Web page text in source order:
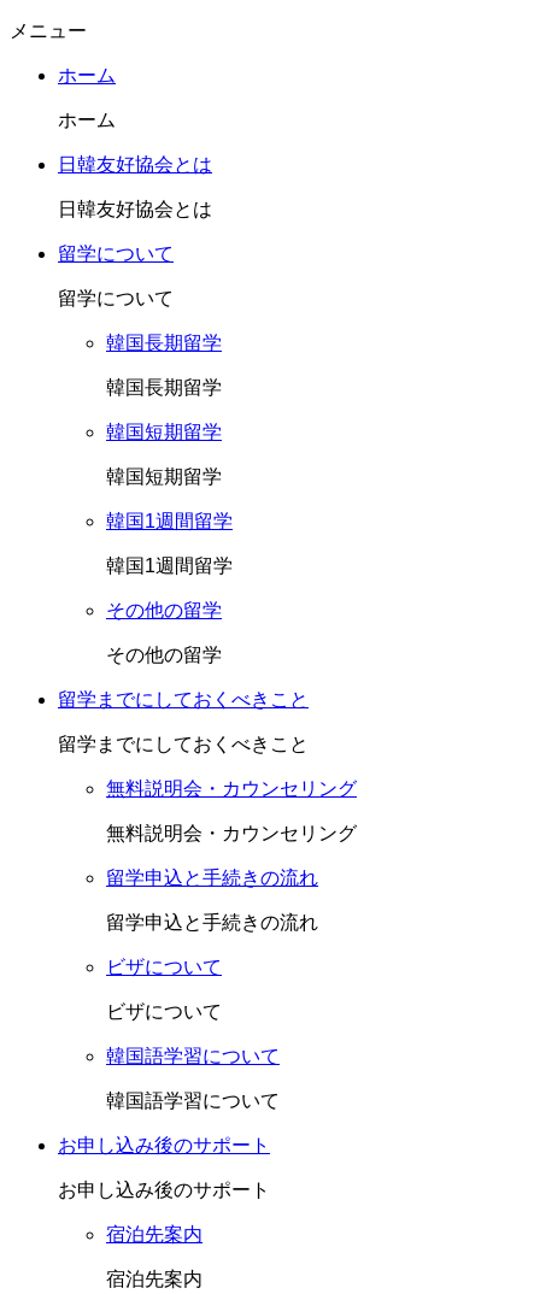
メニュー
ホーム
ホーム
日韓友好協会とは
日韓友好協会とは
留学について
留学について
韓国長期留学
韓国長期留学
韓国短期留学
韓国短期留学
韓国1週間留学
韓国1週間留学
その他の留学
その他の留学
留学までにしておくべきこと
留学までにしておくべきこと
無料説明会・カウンセリング
無料説明会・カウンセリング
留学申込と手続きの流れ
留学申込と手続きの流れ
ビザについて
ビザについて
韓国語学習について
韓国語学習について
お申し込み後のサポート
お申し込み後のサポート
宿泊先案内
宿泊先案内